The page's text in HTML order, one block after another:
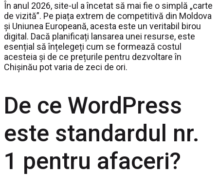
În anul 2026, site-ul a încetat să mai fie o simplă „carte
de vizită”. Pe piața extrem de competitivă din Moldova
și Uniunea Europeană, acesta este un veritabil birou
digital. Dacă planificați lansarea unei resurse, este
esențial să înțelegeți cum se formează costul
acesteia și de ce prețurile pentru dezvoltare în
Chișinău pot varia de zeci de ori.
De ce WordPress
este standardul nr.
1 pentru afaceri?